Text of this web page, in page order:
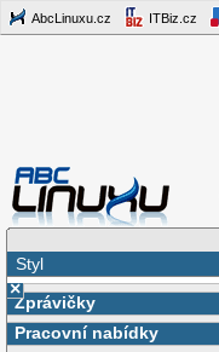
AbcLinuxu.cz ITBiz.cz
Styl
×
Zprávičky
Pracovní nabídky